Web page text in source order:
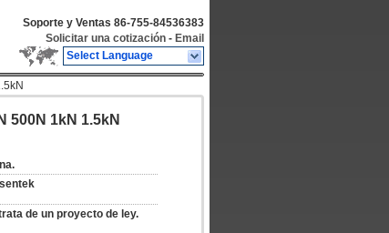
Soporte y Ventas 86-755-84536383
Solicitar una cotización - Email
Select Language
500N 1kN 1.5kN
de un proyecto de ley.